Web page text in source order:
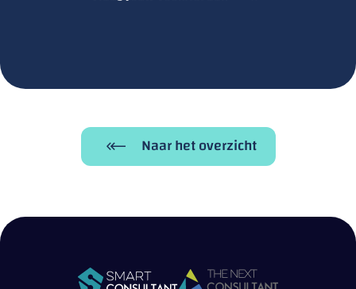
Naar het overzicht